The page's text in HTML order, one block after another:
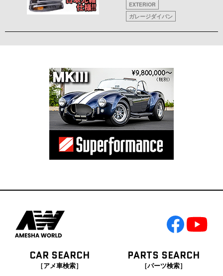
EXTERIOR
ガレージダイバン
CAR SEARCH
［アメ車検索］
PARTS SEARCH
［パーツ検索］